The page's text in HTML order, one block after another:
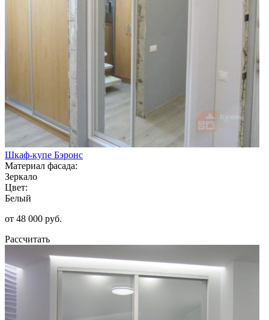
Шкаф-купе Бэронс
Материал фасада:
Зеркало
Цвет:
Белый
от 48 000 руб.
Рассчитать